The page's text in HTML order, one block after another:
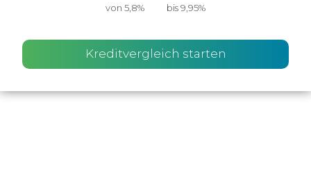
von 5,8% bis 9,95%
Kreditvergleich starten